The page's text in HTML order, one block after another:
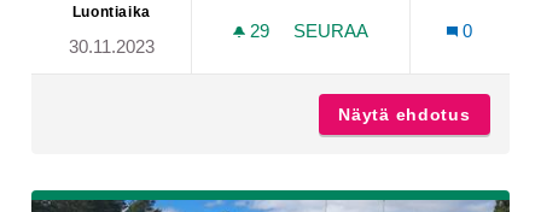
Luontiaika
30.11.2023
29 29 SEURAAJAA
SEURAA
0
Näytä ehdotus